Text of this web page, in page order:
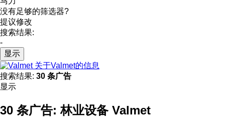
没有足够的筛选器?
提议修改
搜索结果:
-
显示
关于Valmet的信息
搜索结果: 30 条广告
显示
30 条广告:林业设备 Valmet